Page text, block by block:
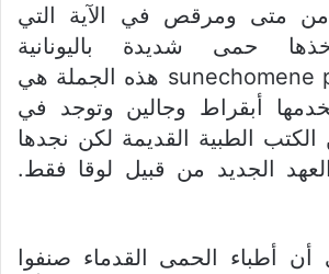
متى ومرقص في الآية التي
حمى شديدة باليونانية
sunechomene pureto megalo هذه الجملة هي
أبقراط وجالين وتوجد في
الطبية القديمة لكن نجدها
الجديد من قبيل لوقا فقط.
أن أطباء الحمى القدماء صنفوا